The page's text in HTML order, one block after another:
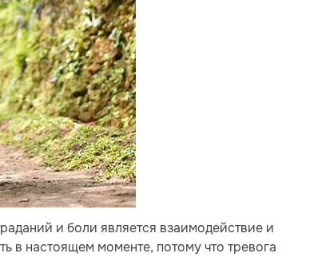
и боли является взаимодействие и
настоящем моменте, потому что тревога